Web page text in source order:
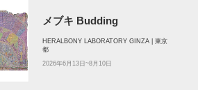
メブキ Budding
HERALBONY LABORATORY GINZA | 東京
都
2026年6月13日~8月10日